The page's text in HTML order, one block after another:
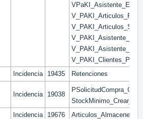
Incidencia 19435 Retenciones
Incidencia 19038
Incidencia 19676